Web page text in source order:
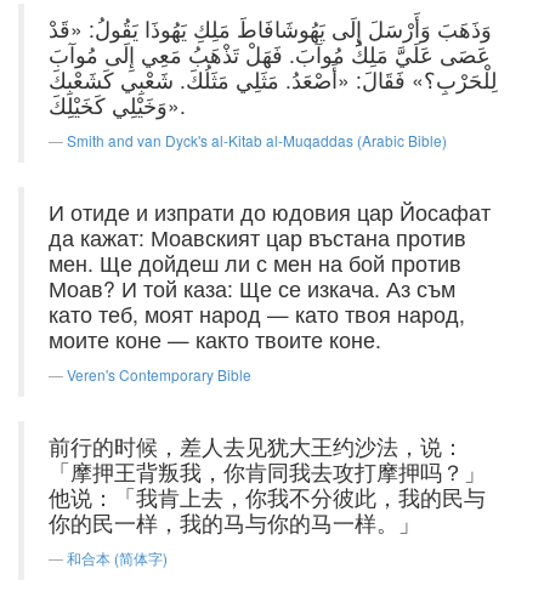
وَذَهَبَ وَأَرْسَلَ إِلَى يَهُوشَافَاطَ مَلِكِ يَهُوذَا يَقُولُ: «قَدْ
عَصَى عَلَيَّ مَلِكُ مُوآبَ. فَهَلْ تَذْهَبُ مَعِي إِلَى مُوآبَ
لِلْحَرْبِ؟» فَقَالَ: «أَصْعَدُ. مَثَلِي مَثَلُكَ. شَعْبِي كَشَعْبِكَ
وَخَيْلِي كَخَيْلِكَ».
Smith and van Dyck's al-Kitab al-Muqaddas (Arabic Bible)
И отиде и изпрати до юдовия цар Йосафат
да кажат: Моавският цар въстана против
мен. Ще дойдеш ли с мен на бой против
Моав? И той каза: Ще се изкача. Аз съм
като теб, моят народ — като твоя народ,
моите коне — както твоите коне.
Veren's Contemporary Bible
前行的时候，差人去见犹大王约沙法，说：
「摩押王背叛我，你肯同我去攻打摩押吗？」
他说：「我肯上去，你我不分彼此，我的民与
你的民一样，我的马与你的马一样。」
和合本 (简体字)